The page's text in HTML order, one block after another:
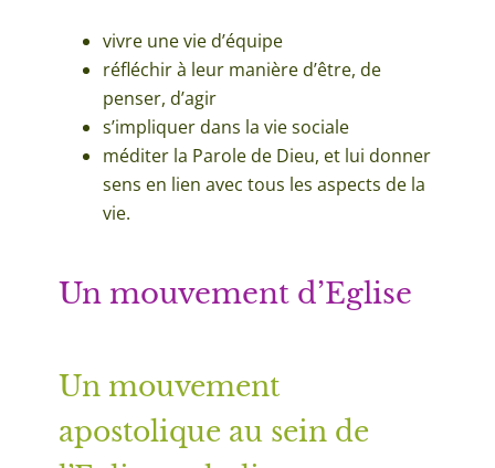
vivre une vie d’équipe
réfléchir à leur manière d’être, de
penser, d’agir
s’impliquer dans la vie sociale
méditer la Parole de Dieu, et lui donner
sens en lien avec tous les aspects de la
vie.
Un mouvement d’Eglise
Un mouvement
apostolique au sein de